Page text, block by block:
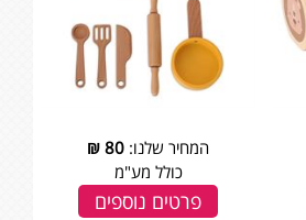
המחיר שלנו: 80
₪
כולל מע"מ
פרטים נוספים